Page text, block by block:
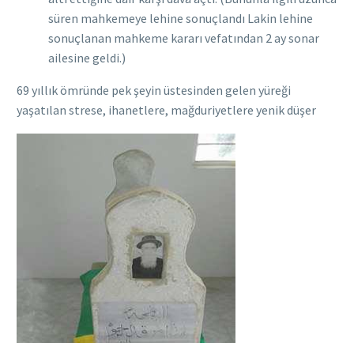
süren mahkemeye lehine sonuçlandı Lakin lehine
sonuçlanan mahkeme kararı vefatından 2 ay sonar
ailesine geldi.)
69 yıllık ömründe pek şeyin üstesinden gelen yüreği
yaşatılan strese, ihanetlere, mağduriyetlere yenik düşer